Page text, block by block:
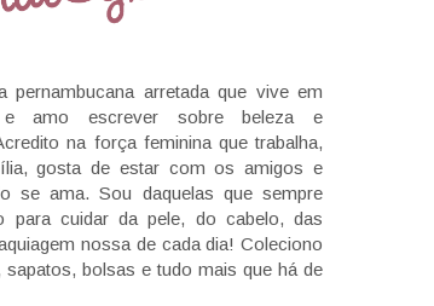
pernambucana arretada que vive em
e amo escrever sobre beleza e
na força feminina que trabalha,
gosta de estar com os amigos e
se ama. Sou daquelas que sempre
para cuidar da pele, do cabelo, das
nossa de cada dia! Coleciono
bolsas e tudo mais que há de